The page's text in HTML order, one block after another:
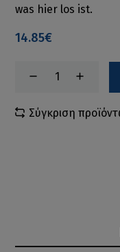
was hier los ist.
14.85€
Σύγκριση